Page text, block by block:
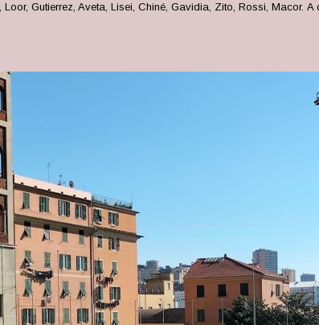
Loor, Gutierrez, Aveta, Lisei, Chiné, Gavidia, Zito, Rossi, Macor.